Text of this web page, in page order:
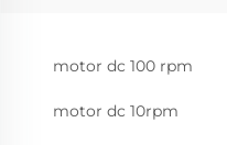
motor dc 100 rpm
motor dc 10rpm